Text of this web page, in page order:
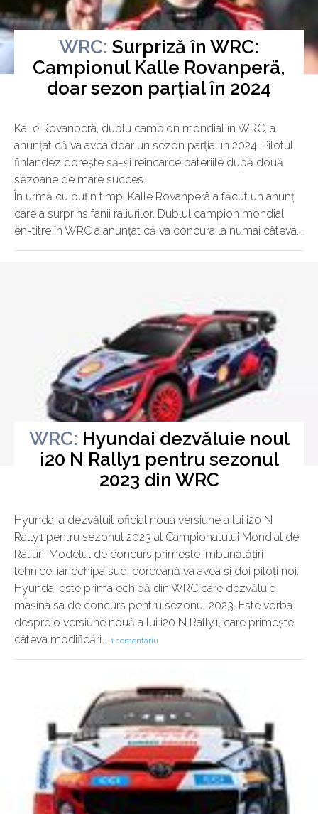
Luni, 20 Noiembrie 2023
WRC: Surpriză în WRC:
Campionul Kalle Rovanperä,
doar sezon parțial în 2024
Kalle Rovanperä, dublu campion mondial în WRC, a
anunțat că va avea doar un sezon parțial în 2024. Pilotul
finlandez dorește să-și reîncarce bateriile după două
sezoane de mare succes.
În urmă cu puțin timp, Kalle Rovanperä a făcut un anunț
care a surprins fanii raliurilor. Dublul campion mondial
en-titre în WRC a anunțat că va concura la numai câteva...
WRC: Hyundai dezvăluie noul
i20 N Rally1 pentru sezonul
2023 din WRC
Hyundai a dezvăluit oficial noua versiune a lui i20 N
Rally1 pentru sezonul 2023 al Campionatului Mondial de
Raliuri. Modelul de concurs primește îmbunătățiri
tehnice, iar echipa sud-coreeană va avea și doi piloți noi.
Hyundai este prima echipă din WRC care dezvăluie
mașina sa de concurs pentru sezonul 2023. Este vorba
despre o versiune nouă a lui i20 N Rally1, care primește
câteva modificări... 1 comentariu